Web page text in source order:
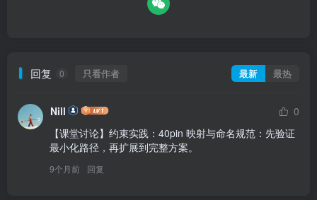
回复 0 只看作者 最新 最热
Nill
0
【课堂讨论】约束实践：40pin 映射与命名规范：先验证
最小化路径，再扩展到完整方案。
9个月前 回复